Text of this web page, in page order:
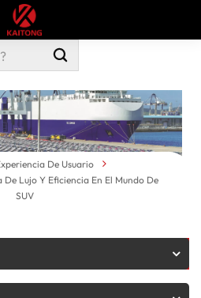
De Usuario
De Lujo Y Eficiencia En El Mundo De
SUV